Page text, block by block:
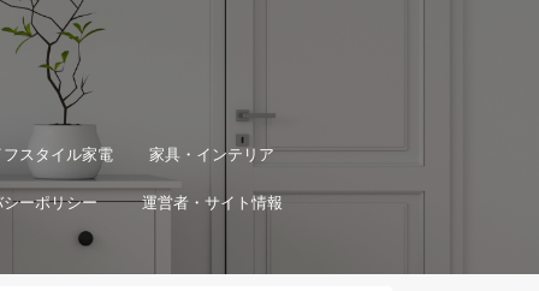
スタイル家電 家具・インテリア
ーポリシー 運営者・サイト情報